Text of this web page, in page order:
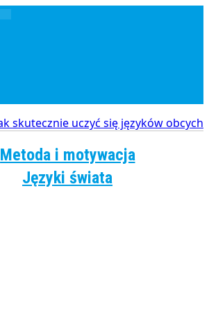
Metoda i motywacja
Języki świata